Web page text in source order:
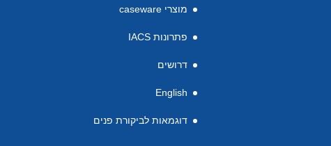
מוצרי caseware
פתרונות IACS
דרושים
English
דוגמאות לביקורת פנים